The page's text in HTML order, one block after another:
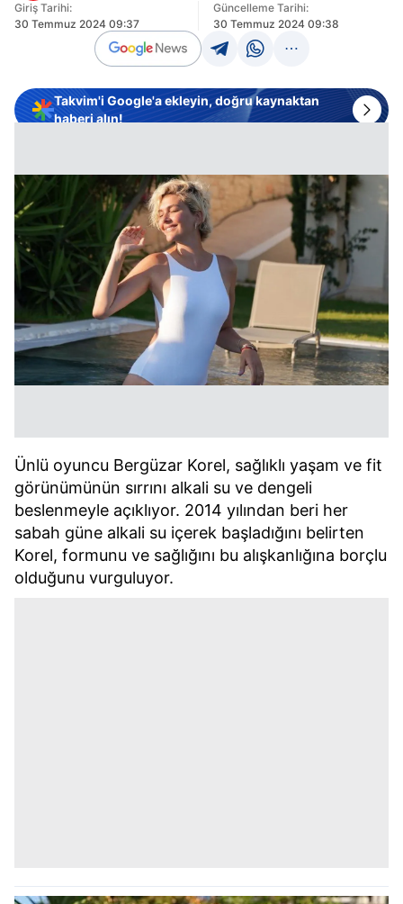
Giriş Tarihi:
30 Temmuz 2024 09:37
Güncelleme Tarihi:
30 Temmuz 2024 09:38
Takvim'i Google'a ekleyin, doğru kaynaktan
haberi alın!
Ünlü oyuncu Bergüzar Korel, sağlıklı yaşam ve fit
görünümünün sırrını alkali su ve dengeli
beslenmeyle açıklıyor. 2014 yılından beri her
sabah güne alkali su içerek başladığını belirten
Korel, formunu ve sağlığını bu alışkanlığına borçlu
olduğunu vurguluyor.